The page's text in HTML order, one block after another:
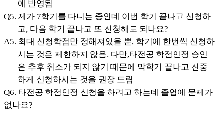
에 반영됨
Q5. 제가 7학기를 다니는 중인데 이번 학기 끝나고 신청하
고, 다음 학기 끝나고 또 신청해도 되나요?
A5. 최대 신청학점만 정해져있을 뿐, 학기에 한번씩 신청하
시는 것은 제한하지 않음. 다만,타전공 학점인정 승인
은 추후 취소가 되지 않기 때문에 막학기 끝나고 신중
하게 신청하시는 것을 권장 드림
Q6. 타전공 학점인정 신청을 하려고 하는데 졸업에 문제가
없나요?